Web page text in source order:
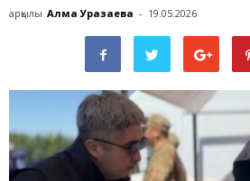
арқылы Алма Уразаева - 19.05.2026